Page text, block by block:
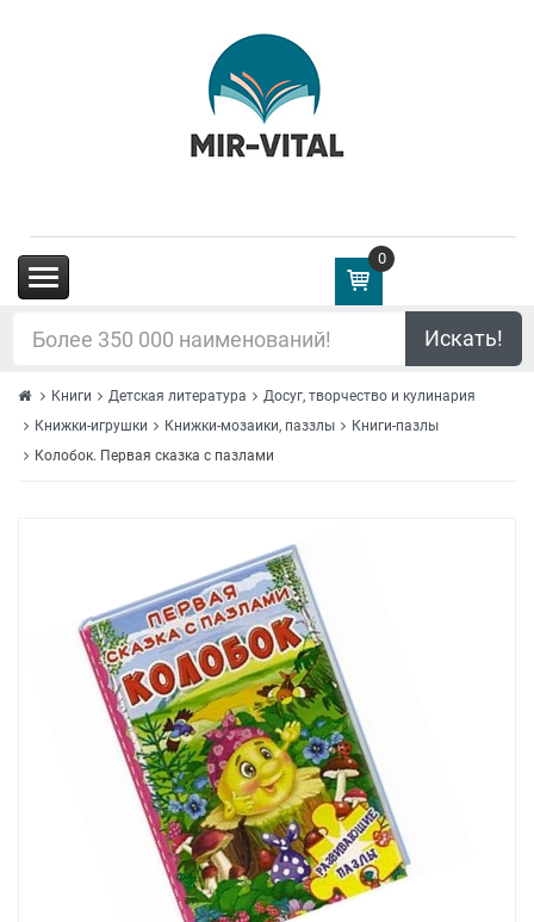
0
(0.00€)
Искать!
Книги Детская литература
Досуг, творчество и кулинария
Книжки-игрушки
Книжки-мозаики, паззлы
Книги-пазлы
Колобок. Первая сказка с пазлами